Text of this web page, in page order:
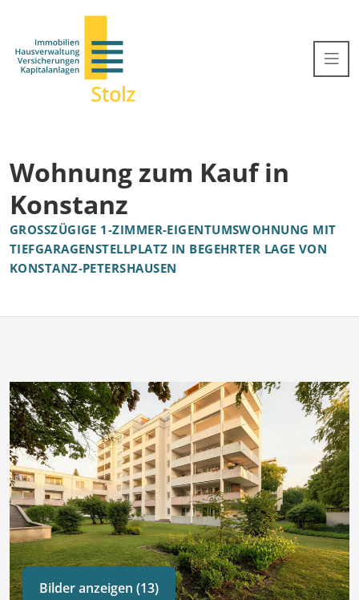
Wohnung zum Kauf in
Konstanz
GROSSZÜGIGE 1-ZIMMER-EIGENTUMSWOHNUNG MIT T
IEFGARAGENSTELLPLATZ IN BEGEHRTER LAGE VON K
ONSTANZ-PETERSHAUSEN
Bilder anzeigen (13)